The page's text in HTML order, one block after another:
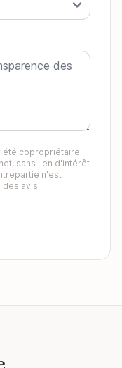
été copropriétaire
sans lien d'intérêt
n'est
des avis.